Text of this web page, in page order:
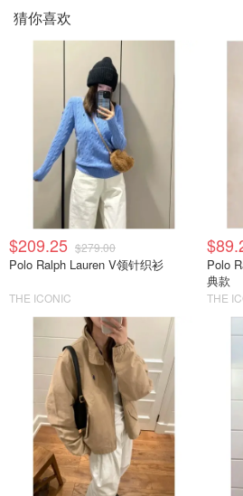
猜你喜欢
$209.25 $279.00
Polo Ralph Lauren V领针织衫
THE ICONIC
Polo
典款
THE